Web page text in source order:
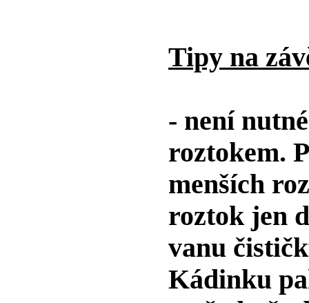
Tipy na
- není
roztokem.
menších
roztok jen
vanu
Kádinku